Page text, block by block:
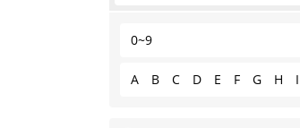
0~9
A B C D E F G H I